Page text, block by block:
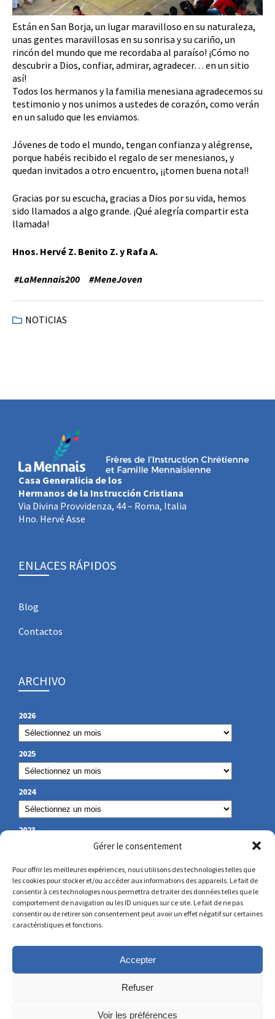
Gérer le consentement
Pour offrir les meilleures expériences, nous utilisons des technologies telles que
les cookies pour stocker et/ou accéder aux informations des appareils. Le fait de
consentir à ces technologies nous permettra de traiter des données telles que le
comportement de navigation ou les ID uniques sur ce site. Le fait de ne pas
consentir ou de retirer son consentement peut avoir un effet négatif sur certaines
caractéristiques et fonctions.
Accepter
Refuser
Voir les préférences
Están en San Borja, un lugar maravilloso en su naturaleza,
unas gentes maravillosas en su sonrisa y su cariño, un
rincón del mundo que me recordaba al paraíso! ¡Cómo no
descubrir a Dios, confiar, admirar, agradecer… en un sitio
así!
Todos los hermanos y la familia menesiana agradecemos su
testimonio y nos unimos a ustedes de corazón, como verán
en un saludo que les enviamos.
Jóvenes de todo el mundo, tengan confianza y alégrense,
porque habéis recibido el regalo de ser menesianos, y
quedan invitados a otro encuentro, ¡¡tomen buena nota!!
Gracias por su escucha, gracias a Dios por su vida, hemos
sido llamados a algo grande. ¡Qué alegría compartir esta
llamada!
Hnos. Hervé Z. Benito Z. y Rafa A.
#LaMennais200 #MeneJoven
NOTICIAS
Casa Generalicia de los
Hermanos de la Instrucción Cristiana
Via Divina Provvidenza, 44 – Roma, Italia
Hno. Hervé Asse
ENLACES RÁPIDOS
Blog
Contactos
ARCHIVO
2026
2025
2024
2023
NUESTROS DATOS DE CONTACTO
secretariat@lamennais.org